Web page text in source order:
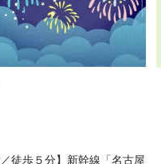
／徒歩５分】新幹線「名古屋